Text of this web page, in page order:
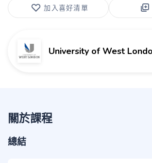
加入喜好清單
University of West
關於課程
總結